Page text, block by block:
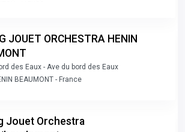
JOUET ORCHESTRA HENIN
des Eaux - Ave du bord des Eaux
BEAUMONT - France
Jouet Orchestra